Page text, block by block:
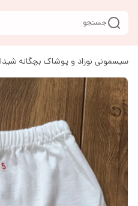
جستجو
سیسمونی نوزاد و پوشاک بچگانه شیدا